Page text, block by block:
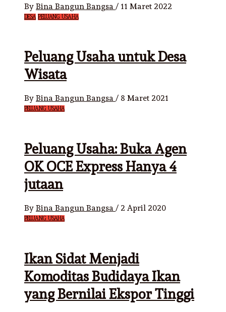
By Bina Bangun Bangsa / 11 Maret 2022
DESA PELUANG USAHA
Peluang Usaha untuk Desa
Wisata
By Bina Bangun Bangsa / 8 Maret 2021
PELUANG USAHA
Peluang Usaha: Buka Agen
OK OCE Express Hanya 4
jutaan
By Bina Bangun Bangsa / 2 April 2020
PELUANG USAHA
Ikan Sidat Menjadi
Komoditas Budidaya Ikan
yang Bernilai Ekspor Tinggi